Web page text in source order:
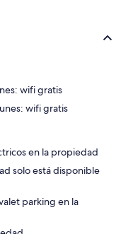
wifi gratis
wifi gratis
en la propiedad
solo está disponible
parking en la